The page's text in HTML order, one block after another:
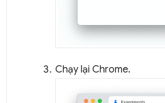
Chạy lại Chrome.